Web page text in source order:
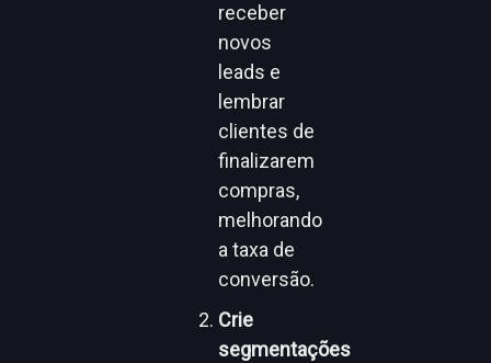
receber
novos
leads e
lembrar
clientes de
finalizarem
compras,
melhorando
a taxa de
conversão.
Crie
segmentações